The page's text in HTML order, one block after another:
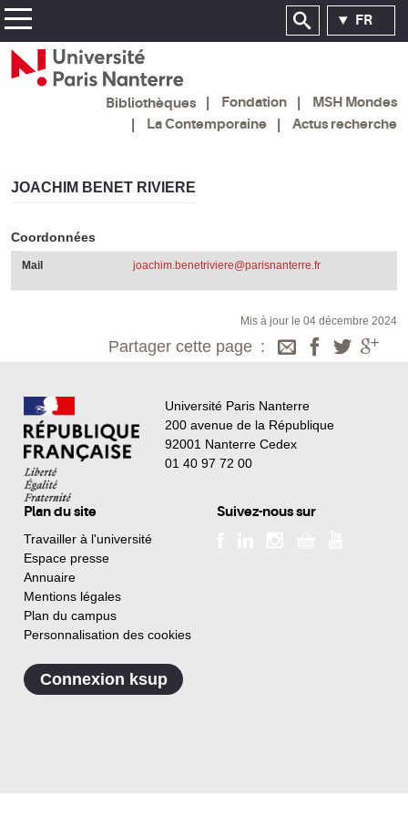
FR
Bibliothèques Fondation
MSH Mondes
La Contemporaine
Actus recherche
JOACHIM BENET RIVIERE
Coordonnées
Mail joachim.benetriviere@parisnanterre.fr
Mis à jour le 04 décembre 2024
Partager cette page
Université Paris Nanterre
200 avenue de la République
92001 Nanterre Cedex
01 40 97 72 00
Plan du site
Travailler à l'université
Espace presse
Annuaire
Mentions légales
Plan du campus
Personnalisation des cookies
Suivez-nous sur
Connexion ksup